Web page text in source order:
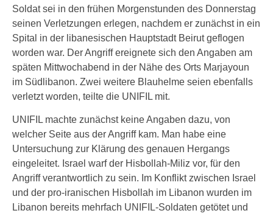
Soldat sei in den frühen Morgenstunden des Donnerstag
seinen Verletzungen erlegen, nachdem er zunächst in ein
Spital in der libanesischen Hauptstadt Beirut geflogen
worden war. Der Angriff ereignete sich den Angaben am
späten Mittwochabend in der Nähe des Orts Marjayoun
im Südlibanon. Zwei weitere Blauhelme seien ebenfalls
verletzt worden, teilte die UNIFIL mit.
UNIFIL machte zunächst keine Angaben dazu, von
welcher Seite aus der Angriff kam. Man habe eine
Untersuchung zur Klärung des genauen Hergangs
eingeleitet. Israel warf der Hisbollah-Miliz vor, für den
Angriff verantwortlich zu sein. Im Konflikt zwischen Israel
und der pro-iranischen Hisbollah im Libanon wurden im
Libanon bereits mehrfach UNIFIL-Soldaten getötet und